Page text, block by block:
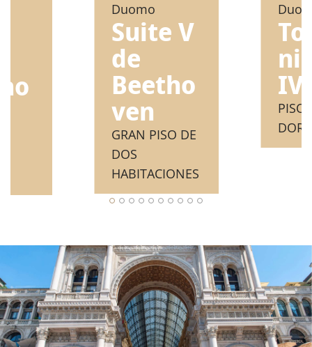
Duomo
Suite V
de
Beetho
ven
GRAN PISO DE
DOS
HABITACIONES
ni
IV
PISO